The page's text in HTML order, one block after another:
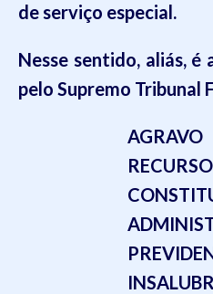
de serviço especial.
Nesse sentido, aliás,
pelo Supremo Tribunal